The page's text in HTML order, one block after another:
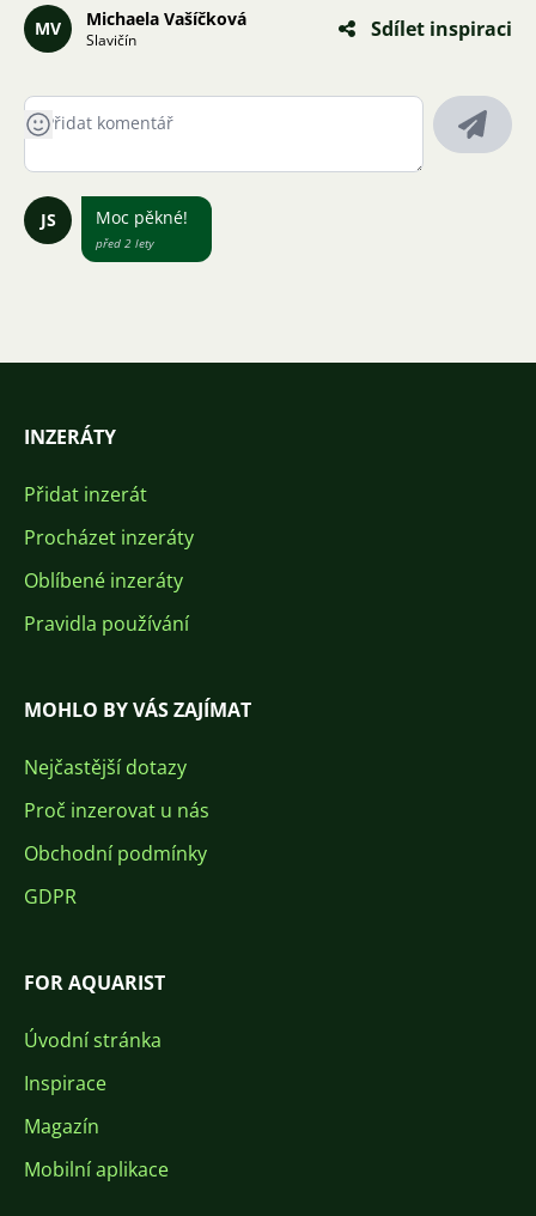
MV Michaela Vašíčková
Slavičín Sdílet inspiraci
JS Moc pěkné!
před 2 lety
INZERÁTY
Přidat inzerát
Procházet inzeráty
Oblíbené inzeráty
Pravidla používání
MOHLO BY VÁS ZAJÍMAT
Nejčastější dotazy
Proč inzerovat u nás
Obchodní podmínky
GDPR
FOR AQUARIST
Úvodní stránka
Inspirace
Magazín
Mobilní aplikace